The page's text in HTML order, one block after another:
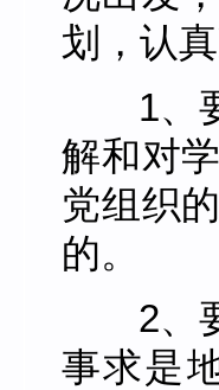
划，认
1、
解和对
党组织
的。
2、
事求是